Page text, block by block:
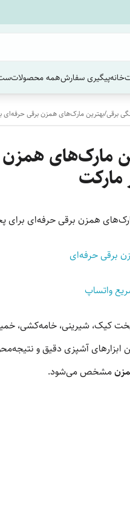
خانهپیگیری سفارشهمه محصولات
برقی/بهترین مارک‌های همزن برقی
مارک‌های
مارکت
همزن برقی حرفه‌ای
برقی حرفه‌ای
واتساپ
کیک، شیرینی، خامه‌کشی،
ابزارهای آشپزی دقیق و
مشخص می‌شود.